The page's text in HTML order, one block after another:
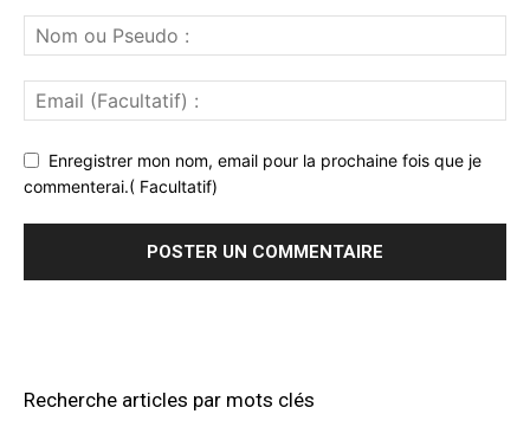
Enregistrer mon nom, email pour la prochaine fois que je
commenterai.( Facultatif)
Recherche articles par mots clés